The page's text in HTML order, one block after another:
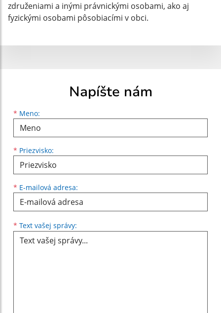
združeniami a inými právnickými osobami, ako aj
fyzickými osobami pôsobiacími v obci.
Napíšte nám
* Meno:
Meno
* Priezvisko:
Priezvisko
* E-mailová adresa:
E-mailová adresa
* Text vašej správy: